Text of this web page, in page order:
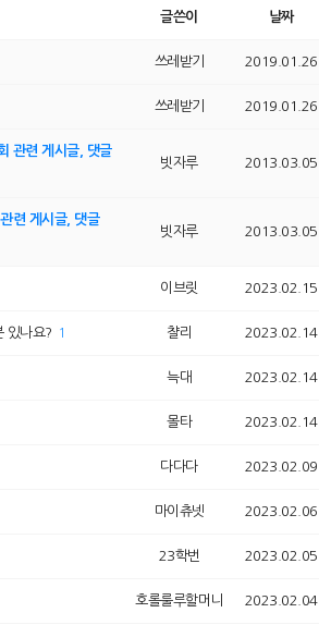
글쓴이 날짜
쓰레받기 2019.01.26
쓰레받기 2019.01.26
관련 게시글, 댓글
빗자루 2013.03.05
련 게시글, 댓글
빗자루 2013.03.05
이브릿 2023.02.15
있나요? 1 챨리 2023.02.14
늑대 2023.02.14
몰타 2023.02.14
다다다 2023.02.09
마이츄넷 2023.02.06
23학번 2023.02.05
호롤룰루할머니 2023.02.04